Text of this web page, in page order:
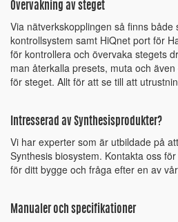
Övervakning av steget
Via nätverkskopplingen så finns både
kontrollsystem samt HiQnet port för
för kontrollera och övervaka stegets
man återkalla presets, muta och
för steget. Allt för att se till att
Intresserad av Synthesisprodukter?
Vi har experter som är utbildade på
Synthesis biosystem. Kontakta oss
för ditt bygge och fråga efter en av
Manualer och specifikationer